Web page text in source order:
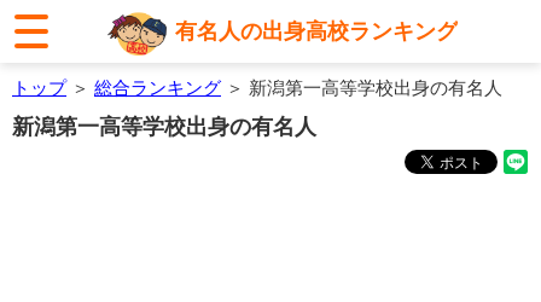
有名人の出身高校ランキング
トップ＞ 総合ランキング ＞ 新潟第一高等学校出身の有名人
新潟第一高等学校出身の有名人